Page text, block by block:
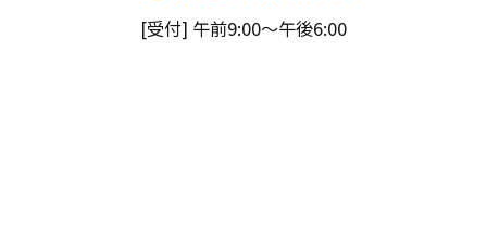
[受付] 午前9:00～午後6:00